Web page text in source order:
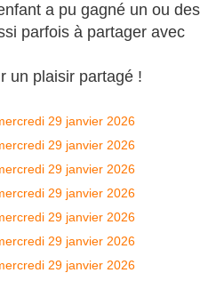
a pu gagné un ou des
parfois à partager avec
un plaisir partagé !